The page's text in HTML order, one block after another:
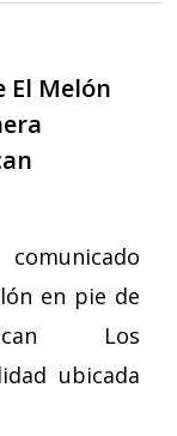
El Melón
en pie de
Los
ubicada